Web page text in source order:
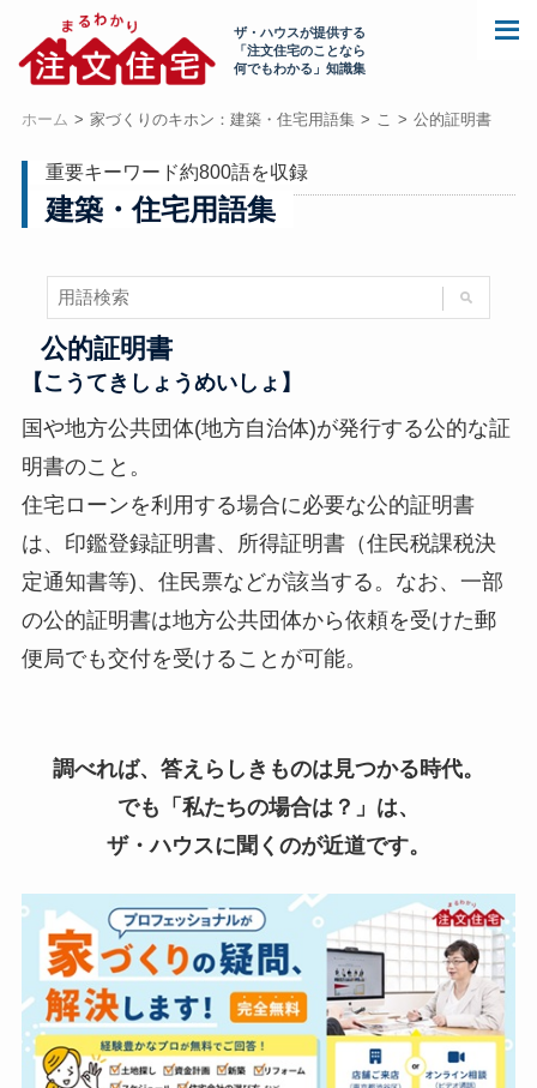
ザ・ハウスが提供する
「注文住宅のことなら
何でもわかる」知識集
ホーム 家づくりのキホン：建築・住宅用語集 こ 公的証明書
重要キーワード約800語を収録
建築・住宅用語集
公的証明書
【こうてきしょうめいしょ】
国や地方公共団体(地方自治体)が発行する公的な証
明書のこと。
住宅ローンを利用する場合に必要な公的証明書
は、印鑑登録証明書、所得証明書（住民税課税決
定通知書等)、住民票などが該当する。なお、一部
の公的証明書は地方公共団体から依頼を受けた郵
便局でも交付を受けることが可能。
調べれば、答えらしきものは見つかる時代。
でも「私たちの場合は？」は、
ザ・ハウスに聞くのが近道です。